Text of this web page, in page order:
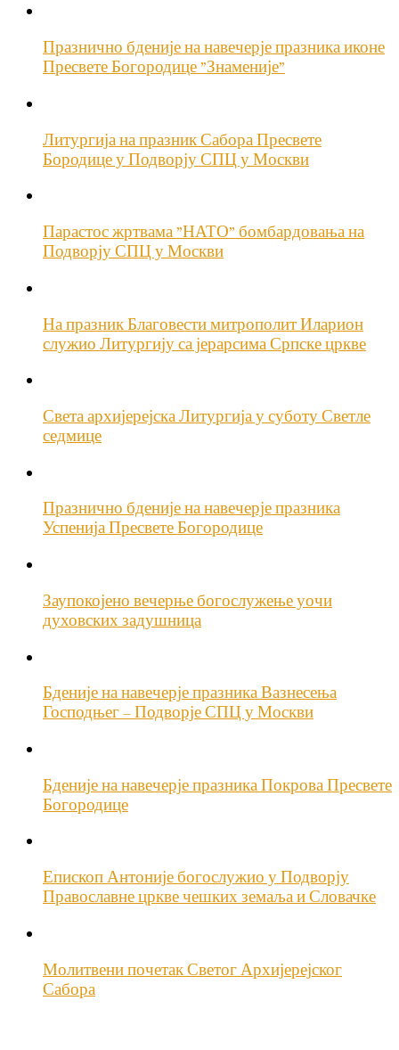
Празнично бденије на навечерје празника иконе
Пресвете Богородице ”Знаменије”
Литургија на празник Сабора Пресвете
Бородице у Подворју СПЦ у Москви
Парастос жртвама ”НАТО” бомбардовања на
Подворју СПЦ у Москви
На празник Благовести митрополит Иларион
служио Литургију са јерарсима Српске цркве
Света архијерејска Литургија у суботу Светле
седмице
Празнично бденије на навечерје празника
Успенија Пресвете Богородице
Заупокојено вечерње богослужење уочи
духовских задушница
Бденије на навечерје празника Вазнесења
Господњег – Подворје СПЦ у Москви
Бденије на навечерје празника Покрова Пресвете
Богородице
Епископ Антоније богослужио у Подворју
Православне цркве чешких земаља и Словачке
Молитвени почетак Светог Архијерејског
Сабора